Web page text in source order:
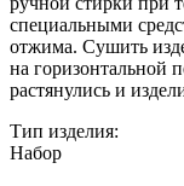
специальными
отжима. Сушить
на горизонтальной
растянулись и
Тип изделия:
Набор